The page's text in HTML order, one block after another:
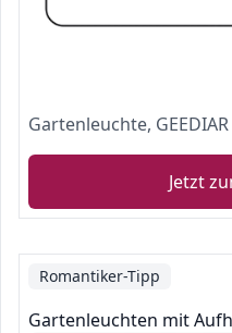
Jetzt
Romantiker-Tipp
Gartenleuchten mit